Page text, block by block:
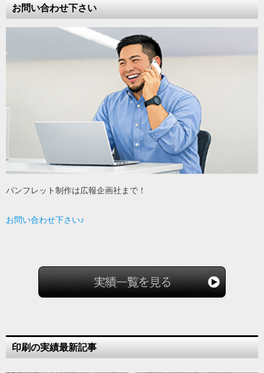
お問い合わせ下さい
パンフレット制作は広報企画社まで！
お問い合わせ下さい♪
印刷の実績最新記事